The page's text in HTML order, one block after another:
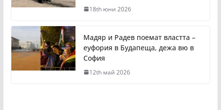
18th юни 2026
Мадяр и Радев поемат властта –
еуфория в Будапеща, дежа вю в
София
12th май 2026